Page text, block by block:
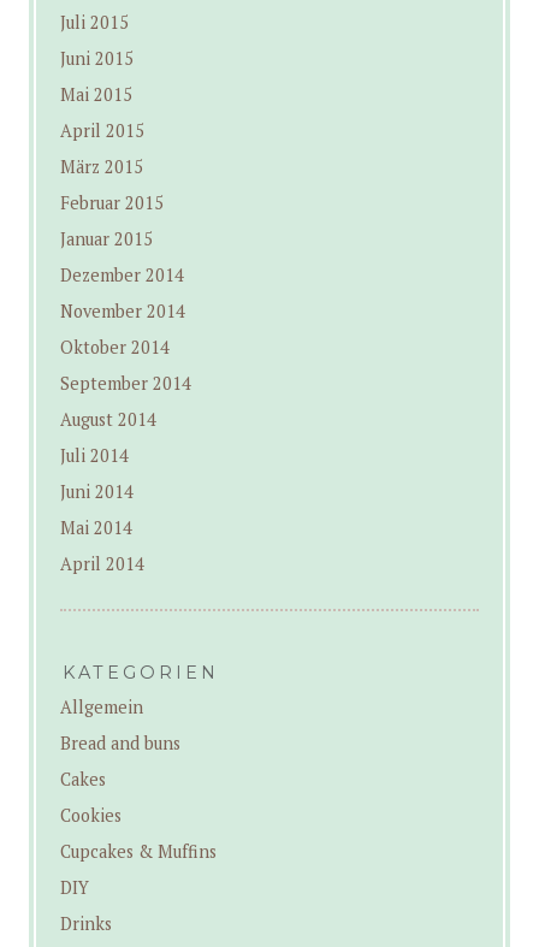
Juli 2015
Juni 2015
Mai 2015
April 2015
März 2015
Februar 2015
Januar 2015
Dezember 2014
November 2014
Oktober 2014
September 2014
August 2014
Juli 2014
Juni 2014
Mai 2014
April 2014
KATEGORIEN
Allgemein
Bread and buns
Cakes
Cookies
Cupcakes & Muffins
DIY
Drinks